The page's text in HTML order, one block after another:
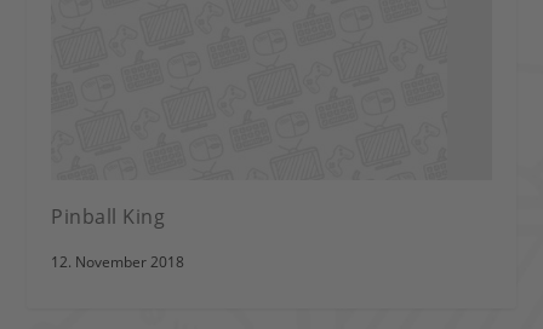
Pinball King
12. November 2018